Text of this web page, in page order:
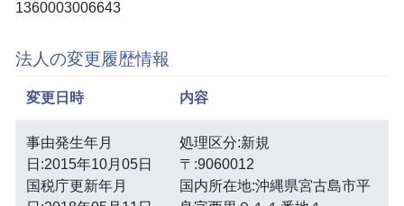
1360003006643
法人の変更履歴情報
変更日時 内容
事由発生年月
日:2015年10月05日
国税庁更新年月
処理区分:新規
〒:9060012
国内所在地:沖縄県宮古島市平